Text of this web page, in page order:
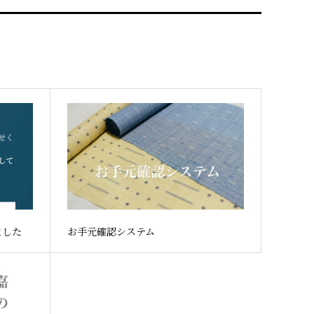
た お手元確認システム